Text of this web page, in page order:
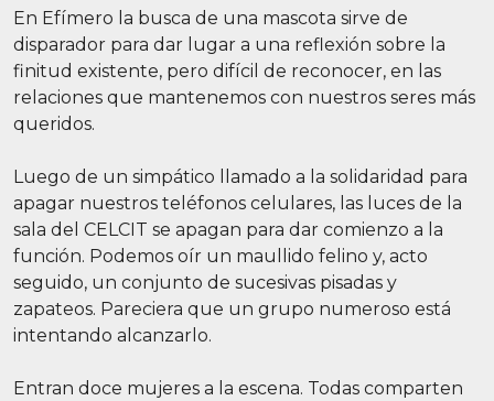
En Efímero la busca de una mascota sirve de
disparador para dar lugar a una reflexión sobre la
finitud existente, pero difícil de reconocer, en las
relaciones que mantenemos con nuestros seres más
queridos.
Luego de un simpático llamado a la solidaridad para
apagar nuestros teléfonos celulares, las luces de la
sala del CELCIT se apagan para dar comienzo a la
función. Podemos oír un maullido felino y, acto
seguido, un conjunto de sucesivas pisadas y
zapateos. Pareciera que un grupo numeroso está
intentando alcanzarlo.
Entran doce mujeres a la escena. Todas comparten